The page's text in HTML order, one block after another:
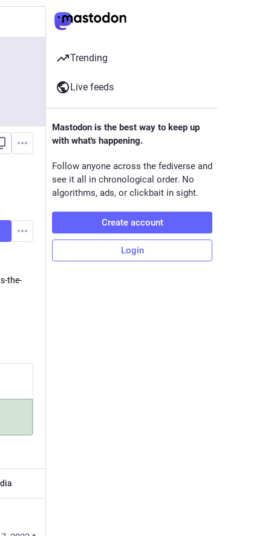
the-
Trending
Live feeds
Mastodon is the best way to keep up
with what's happening.
Follow anyone across the fediverse and
see it all in chronological order. No
algorithms, ads, or clickbait in sight.
Create account
Login